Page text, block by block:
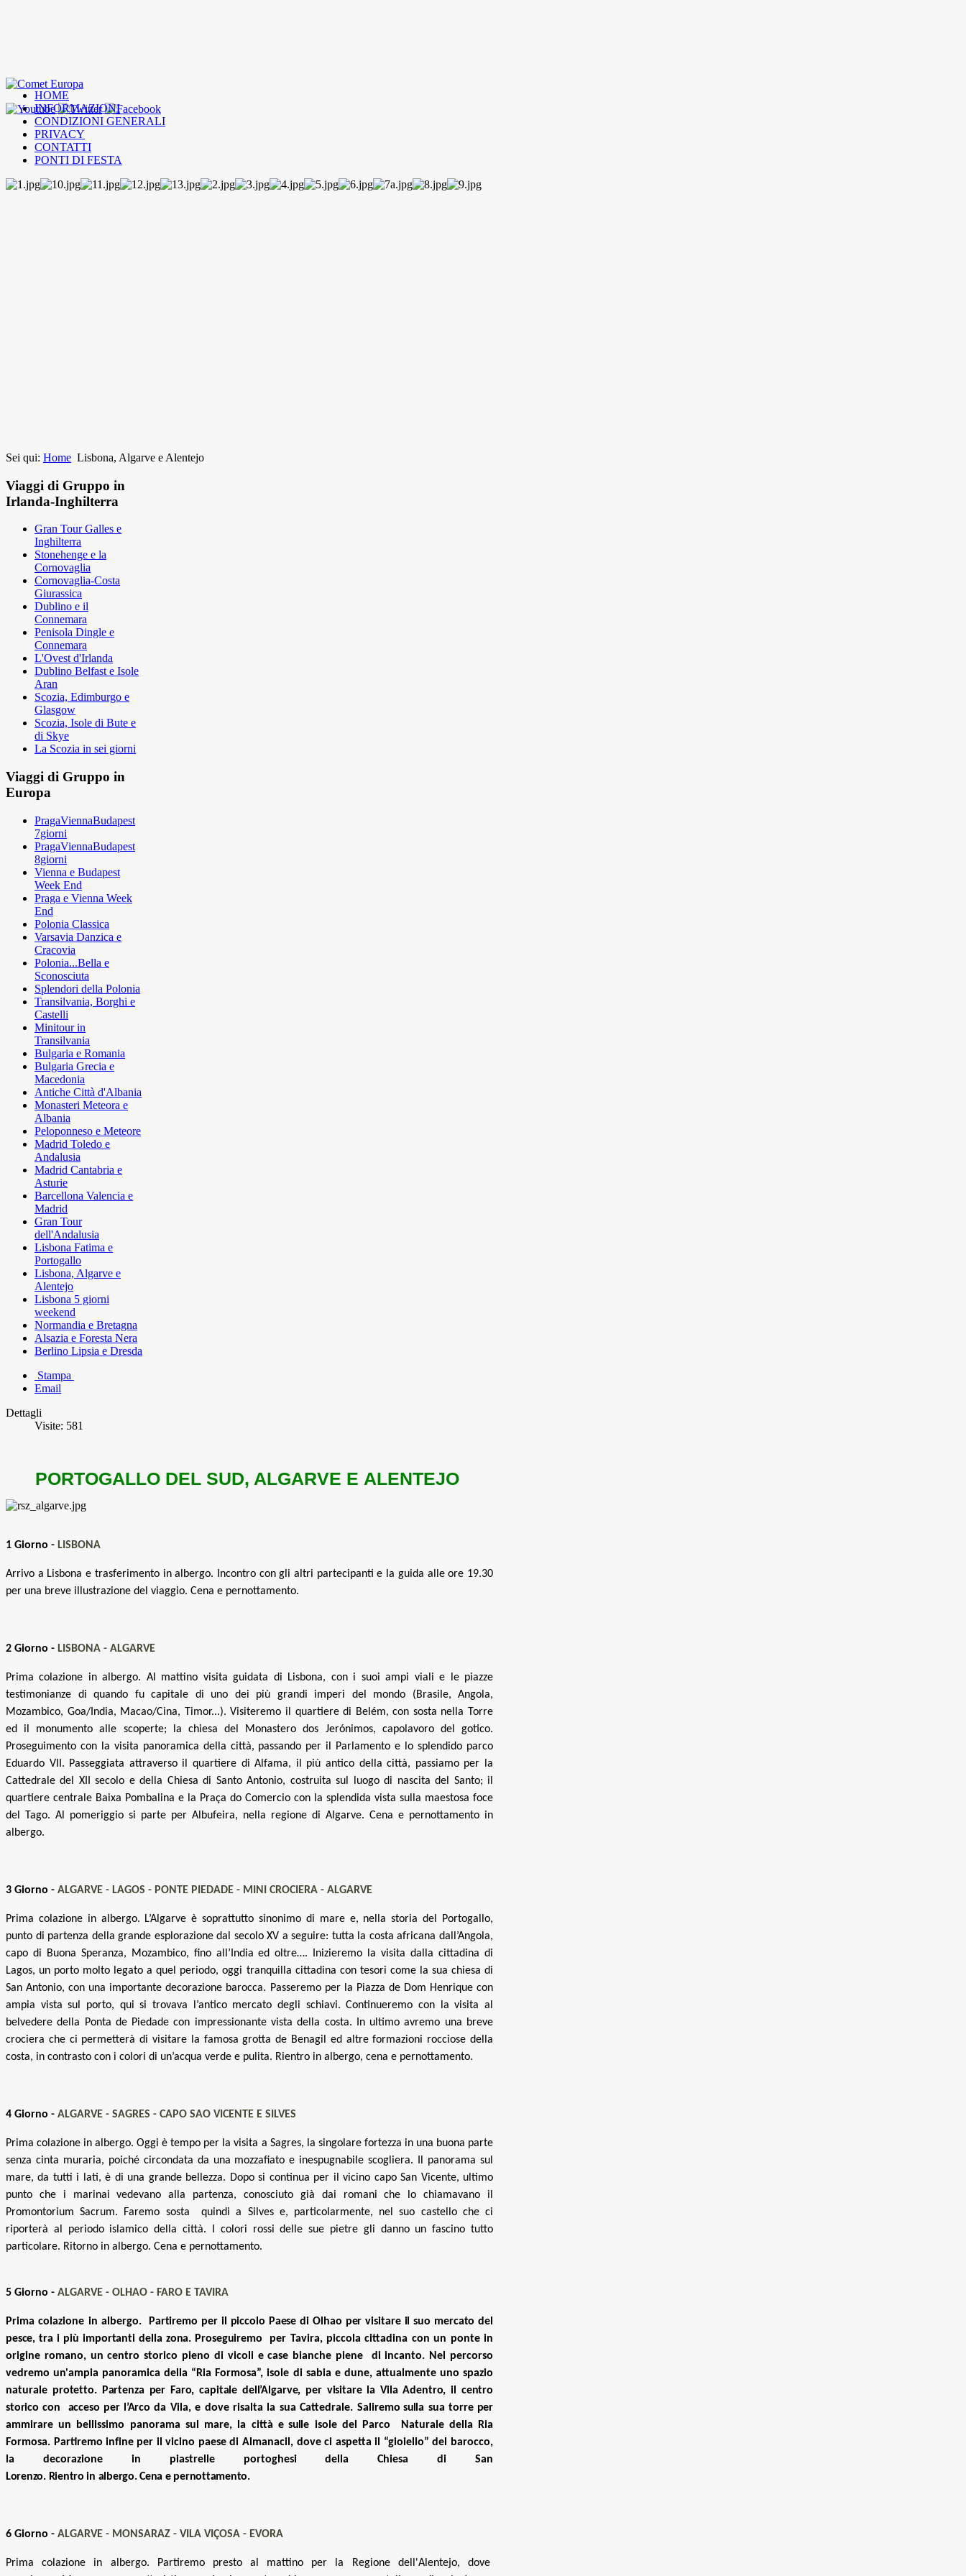
HOME
INFORMAZIONI
CONDIZIONI GENERALI
PRIVACY
CONTATTI
PONTI DI FESTA
Sei qui: Home Lisbona, Algarve e Alentejo
Viaggi di Gruppo in
Irlanda-Inghilterra
Gran Tour Galles e
Inghilterra
Stonehenge e la
Cornovaglia
Cornovaglia-Costa
Giurassica
Dublino e il
Connemara
Penisola Dingle e
Connemara
L'Ovest d'Irlanda
Dublino Belfast e Isole
Aran
Scozia, Edimburgo e
Glasgow
Scozia, Isole di Bute e
di Skye
La Scozia in sei giorni
Viaggi di Gruppo in
Europa
PragaViennaBudapest
7giorni
PragaViennaBudapest
8giorni
Vienna e Budapest
Week End
Praga e Vienna Week
End
Polonia Classica
Varsavia Danzica e
Cracovia
Polonia...Bella e
Sconosciuta
Splendori della Polonia
Transilvania, Borghi e
Castelli
Minitour in
Transilvania
Bulgaria e Romania
Bulgaria Grecia e
Macedonia
Antiche Città d'Albania
Monasteri Meteora e
Albania
Peloponneso e Meteore
Madrid Toledo e
Andalusia
Madrid Cantabria e
Asturie
Barcellona Valencia e
Madrid
Gran Tour
dell'Andalusia
Lisbona Fatima e
Portogallo
Lisbona, Algarve e
Alentejo
Lisbona 5 giorni
weekend
Normandia e Bretagna
Alsazia e Foresta Nera
Berlino Lipsia e Dresda
Stampa
Email
Dettagli
Visite: 581
PORTOGALLO DEL SUD, ALGARVE E ALENTEJO
1 Giorno - LISBONA
Arrivo a Lisbona e trasferimento in albergo. Incontro con gli altri partecipanti e la guida alle ore 19.30
per una breve illustrazione del viaggio. Cena e pernottamento.
2 Giorno - LISBONA - ALGARVE
Prima colazione in albergo. Al mattino visita guidata di Lisbona, con i suoi ampi viali e le piazze
testimonianze di quando fu capitale di uno dei più grandi imperi del mondo (Brasile, Angola,
Mozambico, Goa/India, Macao/Cina, Timor...). Visiteremo il quartiere di Belém, con sosta nella Torre
ed il monumento alle scoperte; la chiesa del Monastero dos Jerónimos, capolavoro del gotico.
Proseguimento con la visita panoramica della città, passando per il Parlamento e lo splendido parco
Eduardo VII. Passeggiata attraverso il quartiere di Alfama, il più antico della città, passiamo per la
Cattedrale del XII secolo e della Chiesa di Santo Antonio, costruita sul luogo di nascita del Santo; il
quartiere centrale Baixa Pombalina e la Praça do Comercio con la splendida vista sulla maestosa foce
del Tago. Al pomeriggio si parte per Albufeira, nella regione di Algarve. Cena e pernottamento in
albergo.
3 Giorno - ALGARVE - LAGOS - PONTE PIEDADE - MINI CROCIERA - ALGARVE
Prima colazione in albergo. L’Algarve è soprattutto sinonimo di mare e, nella storia del Portogallo,
punto di partenza della grande esplorazione dal secolo XV a seguire: tutta la costa africana dall’Angola,
capo di Buona Speranza, Mozambico, fino all’India ed oltre…. Inizieremo la visita dalla cittadina di
Lagos, un porto molto legato a quel periodo, oggi tranquilla cittadina con tesori come la sua chiesa di
San Antonio, con una importante decorazione barocca. Passeremo per la Piazza de Dom Henrique con
ampia vista sul porto, qui si trovava l’antico mercato degli schiavi. Continueremo con la visita al
belvedere della Ponta de Piedade con impressionante vista della costa. In ultimo avremo una breve
crociera che ci permetterà di visitare la famosa grotta de Benagil ed altre formazioni rocciose della
costa, in contrasto con i colori di un’acqua verde e pulita. Rientro in albergo, cena e pernottamento.
4 Giorno - ALGARVE - SAGRES - CAPO SAO VICENTE E SILVES
Prima colazione in albergo. Oggi è tempo per la visita a Sagres, la singolare fortezza in una buona parte
senza cinta muraria, poiché circondata da una mozzafiato e inespugnabile scogliera. Il panorama sul
mare, da tutti i lati, è di una grande bellezza. Dopo si continua per il vicino capo San Vicente, ultimo
punto che i marinai vedevano alla partenza, conosciuto già dai romani che lo chiamavano il
Promontorium Sacrum. Faremo sosta quindi a Silves e, particolarmente, nel suo castello che ci
riporterà al periodo islamico della città. I colori rossi delle sue pietre gli danno un fascino tutto
particolare. Ritorno in albergo. Cena e pernottamento.
5 Giorno - ALGARVE - OLHAO - FARO E TAVIRA
Prima colazione in albergo. Partiremo per il piccolo Paese di Olhao per visitare il suo mercato del
pesce, tra i più importantidella zona. Proseguiremo per Tavira, piccola cittadina con un ponte in
origine romano, un centro storico pieno di vicoli e case bianche piene di incanto. Nel percorso
vedremo un'ampia panoramica della “Ria Formosa”, isole di sabia e dune, attualmente uno spazio
naturale protetto. Partenza per Faro,capitaledell’Algarve, per visitare la Vila Adentro, il centro
storico con acceso per l’Arcoda Vila, e dove risalta la sua Cattedrale. Saliremo sul la sua torre per
ammirare un bellissimo panorama sul mare, la città esul le isole del Parco Naturale della Ria
Formosa. Partiremo infine per il vicino paese di Almanacil, dove ci aspetta il “gioiello” del barocco,
la decorazione in piastrelle portoghesi della Chiesa di San
Lorenzo. Rientroin albergo.Cena e pernottamento.
6 Giorno - ALGARVE - MONSARAZ - VILA VIÇOSA - EVORA
Prima colazione in albergo. Partiremo presto al mattino per la Regione dell'Alentejo, dove